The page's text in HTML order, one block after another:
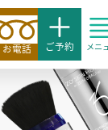
お電話 ご予約 メニ